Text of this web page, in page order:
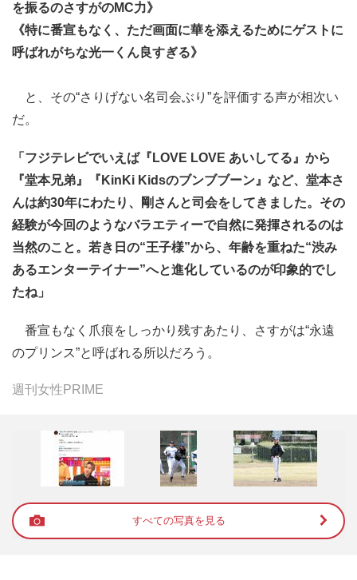
を振るのさすがのMC力》
《特に番宣もなく、ただ画面に華を添えるためにゲストに
呼ばれがちな光一くん良すぎる》
と、その“さりげない名司会ぶり”を評価する声が相次い
だ。
「フジテレビでいえば『LOVE LOVE あいしてる』から
『堂本兄弟』『KinKi Kidsのブンブブーン』など、堂本さ
んは約30年にわたり、剛さんと司会をしてきました。その
経験が今回のようなバラエティーで自然に発揮されるのは
当然のこと。若き日の“王子様”から、年齢を重ねた“渋み
あるエンターテイナー”へと進化しているのが印象的でし
たね」
番宣もなく爪痕をしっかり残すあたり、さすがは“永遠
のプリンス”と呼ばれる所以だろう。
週刊女性PRIME
すべての写真を見る